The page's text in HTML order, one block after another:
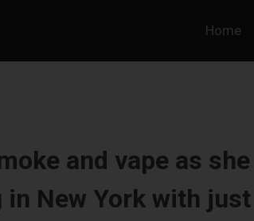
Home
and vape as she
New York with just